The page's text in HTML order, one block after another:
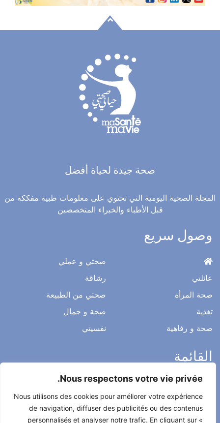
Nous respectons votre vie privée.
Nous utilisons des cookies pour améliorer votre expérience
de navigation, diffuser des publicités ou des contenus
personnalisés et analyser notre trafic. En cliquant sur «
صحة جيدة لحياة أفضل
المجلة الصحية اليومية التي تحتوي على معلومات طبية مفككة من
قبل الأطباء والخبراء المتخصصين
وصول سريع
عائلتي
صحة المرأة
تغذية
صحة و رفاهية
صحتي و عملي
رشاقة
صحتي من الطبيعة
صحة و جمال
نفسيتي
القائمة
ميثاق التحرير
الخصوصية
الاشعار القانوني